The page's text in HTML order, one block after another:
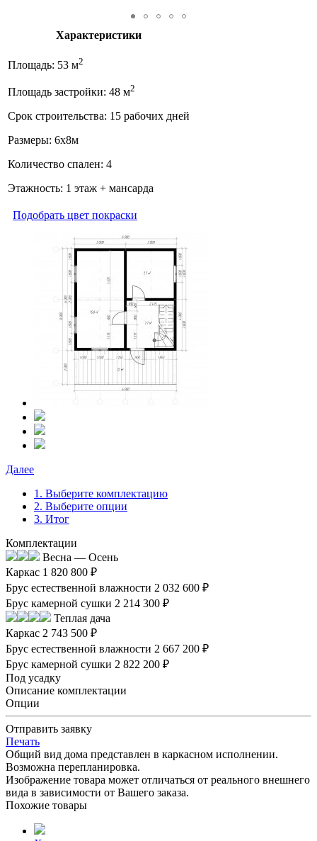
Характеристики
Площадь: 53 м2
Площадь застройки: 48 м2
Срок строительства: 15 рабочих дней
Размеры: 6x8м
Количество спален: 4
Этажность: 1 этаж + мансарда
Подобрать цвет покраски
Далее
1. Выберите комплектацию
2. Выберите опции
3. Итог
Комплектации
Весна — Осень
Каркас 1 820 800 ₽
Брус естественной влажности 2 032 600 ₽
Брус камерной сушки 2 214 300 ₽
Теплая дача
Каркас 2 743 500 ₽
Брус естественной влажности 2 667 200 ₽
Брус камерной сушки 2 822 200 ₽
Под усадку
Описание комплектации
Опции
Отправить заявку
Печать
Общий вид дома представлен в каркасном исполнении.
Возможна перепланировка.
Изображение товара может отличаться от реального внешнего
вида в зависимости от Вашего заказа.
Похожие товары